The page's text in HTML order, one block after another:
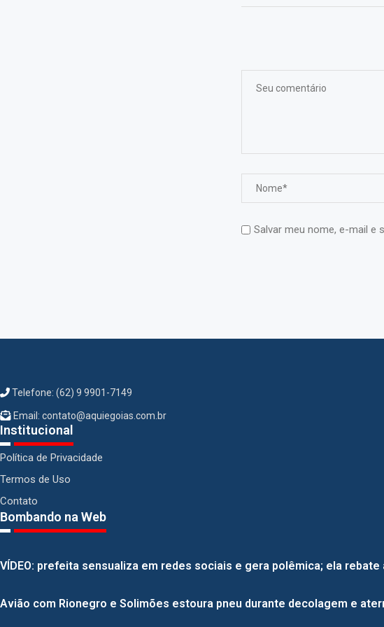
Salvar meu nome, e-mail e
Telefone: (62) 9 9901-7149
Email: contato@aquiegoias.com.br
Institucional
Política de Privacidade
Termos de Uso
Contato
Bombando na Web
VÍDEO: prefeita sensualiza em redes sociais e gera polêmica; ela rebate
Avião com Rionegro e Solimões estoura pneu durante decolagem e